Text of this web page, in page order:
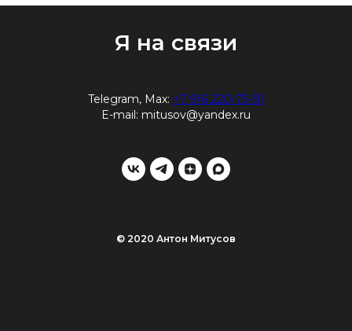
Я на связи
Telegram, Max: +7 916 220-73-91
E-mail: mitusov@yandex.ru
© 2020 Антон Митусов